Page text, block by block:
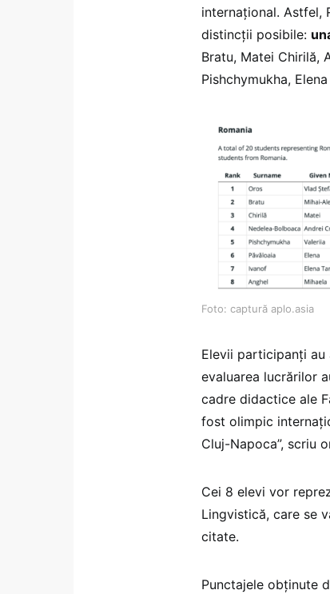
internațional. Astfel,
distincții posibile:
Bratu, Matei Chirilă,
Pishchymukha,
Foto: captură aplo.asia
Elevii participanți
evaluarea lucrărilor
cadre didactice ale
fost olimpic
Cluj-Napoca”, scriu
Cei 8 elevi vor
Lingvistică, care se
citate.
Punctajele obținute